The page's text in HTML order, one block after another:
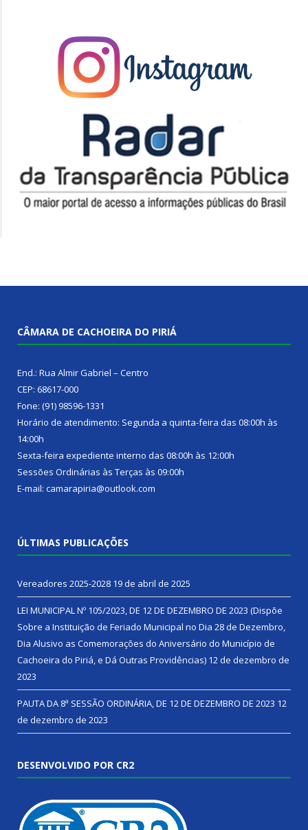
CÂMARA DE CACHOEIRA DO PIRIÁ
End.: Rua Almir Gabriel – Centro
CEP: 68617-000
Fone: (91) 98596-1331
Horário de atendimento: Segunda a quinta-feira das 08:00h às
14:00h
Sexta-feira expediente interno das 08:00h às 12:00h
Sessões Ordinárias às Terças às 09:00h
E-mail: camarapiria@outlook.com
ÚLTIMAS PUBLICAÇÕES
Vereadores 2025-2028 19 de abril de 2025
LEI MUNICIPAL Nº 105/2023, DE 12 DE DEZEMBRO DE 2023 (Dispõe
Sobre a Instituição de Feriado Municipal no Dia 28 de Dezembro,
Dia Alusivo as Comemorações do Aniversário do Município de
Cachoeira do Piriá, e Dá Outras Providências) 12 de dezembro de
2023
PAUTA DA 8ª SESSÃO ORDINÁRIA, DE 12 DE DEZEMBRO DE 2023 12
de dezembro de 2023
DESENVOLVIDO POR CR2